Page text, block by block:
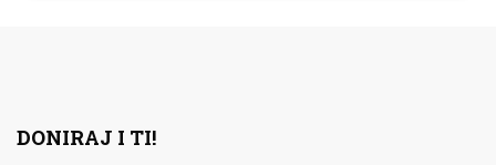
DONIRAJ I TI!